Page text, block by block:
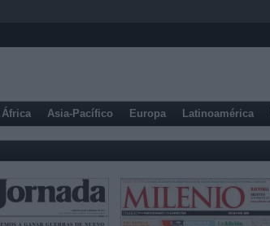
África Asia-Pacífico Europa Latinoamérica